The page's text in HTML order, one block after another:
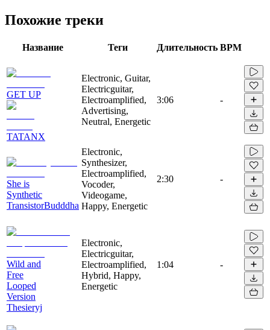
Похожие треки
Название Теги Длительность BPM
GET UP
TATANX
Electronic, Guitar,
Electricguitar,
Electroamplified,
Advertising,
Neutral, Energetic
3:06 -
She is
Synthetic
TransistorBudddha
Electronic,
Synthesizer,
Electroamplified,
Vocoder,
Videogame,
Happy, Energetic
2:30 -
Wild and
Free
Looped
Version
Thesieryj
Electronic,
Electricguitar,
Electroamplified,
Hybrid, Happy,
Energetic
1:04 -